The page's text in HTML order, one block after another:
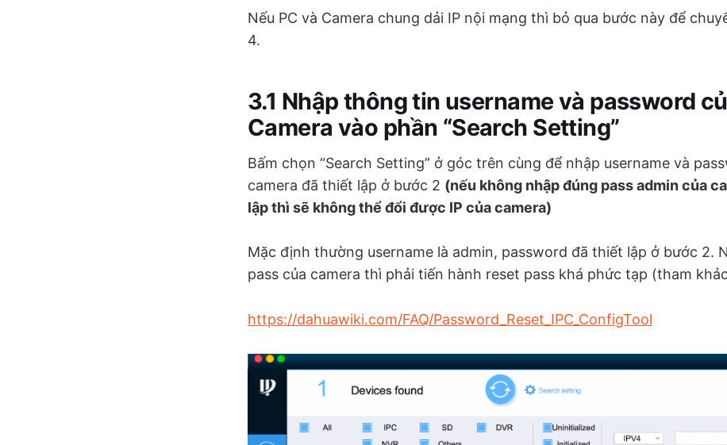
Nếu PC và Camera chung dải IP nội mạng thì bỏ qua bước này để
4.
3.1 Nhập thông tin username và password
Camera vào phần “Search Setting”
Bấm chọn “Search Setting” ở góc trên cùng để nhập username và
camera đã thiết lập ở bước 2 (nếu không nhập đúng pass admin của
lập thì sẽ không thể đổi được IP của camera)
Mặc định thường username là admin, password đã thiết lập ở bước 2.
pass của camera thì phải tiến hành reset pass khá phức tạp (tham
https://dahuawiki.com/FAQ/Password_Reset_IPC_ConfigTool